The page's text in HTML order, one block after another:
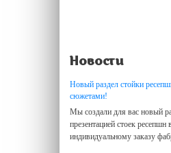
Новости
Новый раздел стойки
сюжетами!
Мы создали для вас новый
презентацией стоек
индивидуальному заказу